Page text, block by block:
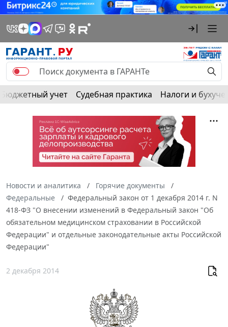
Бюджетный учет Судебная практика Налоги и
Новости и аналитика
Горячие документы
Федеральные
Федеральный закон от 1 декабря 2014 г. N
418-ФЗ "О внесении изменений в Федеральный закон "Об
обязательном медицинском страховании в Российской
Федерации" и отдельные законодательные акты Российской
Федерации"
2 декабря 2014